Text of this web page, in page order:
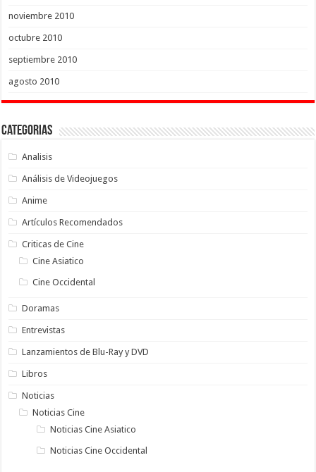
noviembre 2010
octubre 2010
septiembre 2010
agosto 2010
Categorias
Analisis
Análisis de Videojuegos
Anime
Artículos Recomendados
Criticas de Cine
Cine Asiatico
Cine Occidental
Doramas
Entrevistas
Lanzamientos de Blu-Ray y DVD
Libros
Noticias
Noticias Cine
Noticias Cine Asiatico
Noticias Cine Occidental